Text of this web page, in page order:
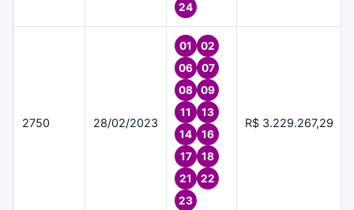
24
2750 28/02/2023
01
02
06
07
08
09
11
13
14
16
17
18
21
22
23
R$ 3.229.267,29